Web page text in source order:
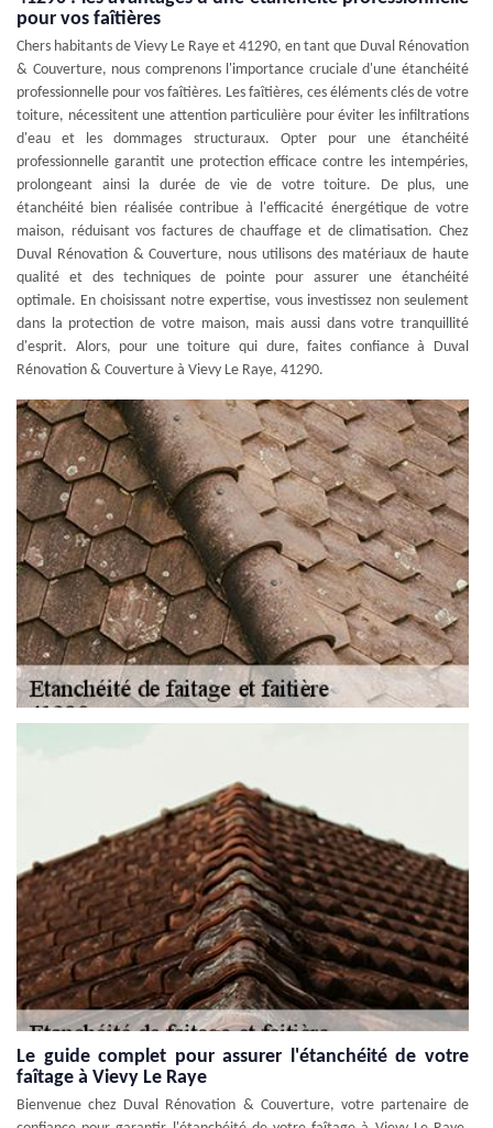
pour vos faîtières
Chers habitants de Vievy Le Raye et 41290, en tant que Duval Rénovation
& Couverture, nous comprenons l'importance cruciale d'une étanchéité
professionnelle pour vos faîtières. Les faîtières, ces éléments clés de votre
toiture, nécessitent une attention particulière pour éviter les infiltrations
d'eau et les dommages structuraux. Opter pour une étanchéité
professionnelle garantit une protection efficace contre les intempéries,
prolongeant ainsi la durée de vie de votre toiture. De plus, une
étanchéité bien réalisée contribue à l'efficacité énergétique de votre
maison, réduisant vos factures de chauffage et de climatisation. Chez
Duval Rénovation & Couverture, nous utilisons des matériaux de haute
qualité et des techniques de pointe pour assurer une étanchéité
optimale. En choisissant notre expertise, vous investissez non seulement
dans la protection de votre maison, mais aussi dans votre tranquillité
d'esprit. Alors, pour une toiture qui dure, faites confiance à Duval
Rénovation & Couverture à Vievy Le Raye, 41290.
Le guide complet pour assurer l'étanchéité de votre
faîtage à Vievy Le Raye
Bienvenue chez Duval Rénovation & Couverture, votre partenaire de